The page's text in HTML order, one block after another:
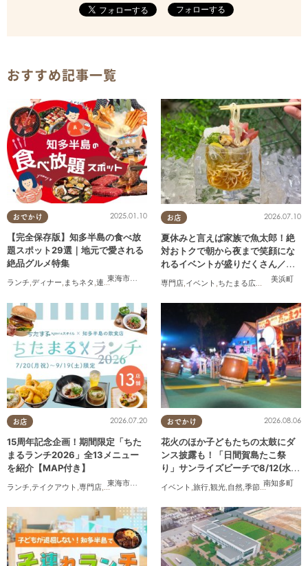
フォローする
おすすめ記事一覧
おでかけ
東海市
,大府市 知多市,東浦町 阿久比町, 半田市 常滑市,武豊
2025.01.10
【完全保存版】知多半島の食べ放
題スポット29選｜地元で愛される
絶品グルメ特集
ランチ,ディナー, まちネタ ,連載 ,コスパ抜群
お店
美浜町
2026.07.10
夏休みと言えば家族で魚太郎！絶
対おトクで朝から夜まで笑顔にな
れるイベントが盛りだくさん／ち
専門店 イベント ちたまる広告 家族
お店
東海市
,大府市 知多市 東浦町,半田市,常滑市,武豊町
2026.07.20
15周年記念企画！期間限定「ちた
まるランチ2026」全13メニュー
を紹介【MAP付き】
ランチ テイクアウト 専門店 ちたまるスタイル掲載店, まとめ記事 ,家族 ,カップル,おひと
おでかけ
南知多町
2026.08.06
花火のほか子どもたちの太鼓にダ
ンス披露も！「日間賀島たこ祭
り」サンライズビーチで8/12(水)
イベント 旅行 観光 自然 季節ネタ ,花火